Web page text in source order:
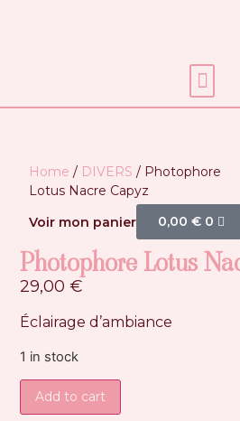
Home / DIVERS / Photophore
Lotus Nacre Capyz
Voir mon panier
0,00€ 0
Photophore Lotus
29,00€
Éclairage d’ambiance
1 in stock
Add to cart